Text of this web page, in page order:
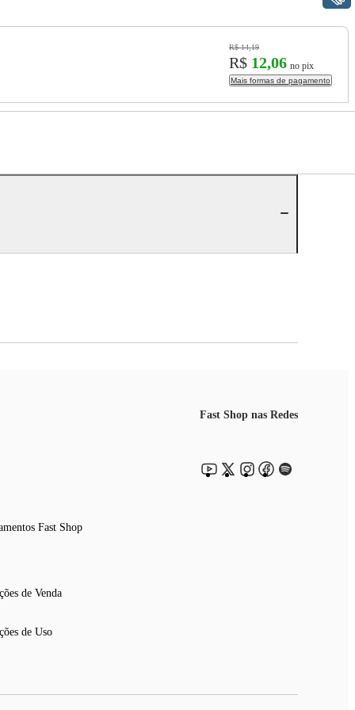
R$ 14,19
R$ 12,06 no pix
Mais formas de pagamento
Fast Shop
de Venda
de Uso
Fast Shop nas Redes